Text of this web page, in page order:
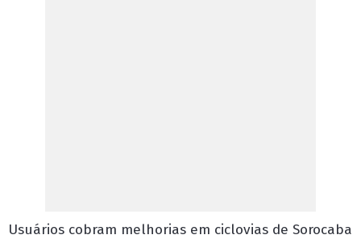
Usuários cobram melhorias em ciclovias de Sorocaba